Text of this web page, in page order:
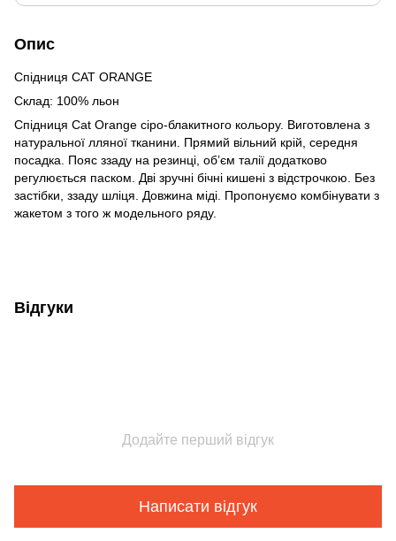
Опис
Спідниця CAT ORANGE
Склад: 100% льон
Спідниця Cat Orange сіро-блакитного кольору. Виготовлена з
натуральної лляної тканини. Прямий вільний крій, середня
посадка. Пояс ззаду на резинці, об’єм талії додатково
регулюється паском. Дві зручні бічні кишені з відстрочкою. Без
застібки, ззаду шліця. Довжина міді. Пропонуємо комбінувати з
жакетом з того ж модельного ряду.
Відгуки
Додайте перший відгук
Написати відгук